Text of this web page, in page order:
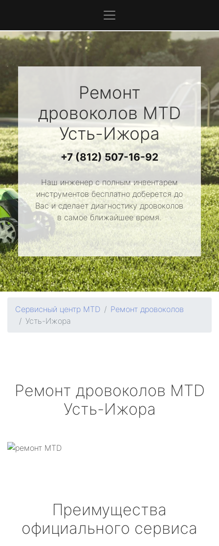
Ремонт
дровоколов MTD
Усть-Ижора
+7 (812) 507-16-92
Наш инженер с полным инвентарем
инструментов бесплатно доберется до
Вас и сделает диагностику дровоколов
в самое ближайшее время.
Сервисный центр MTD
Ремонт дровоколов
Усть-Ижора
Ремонт дровоколов MTD
Усть-Ижора
Преимущества
официального сервиса